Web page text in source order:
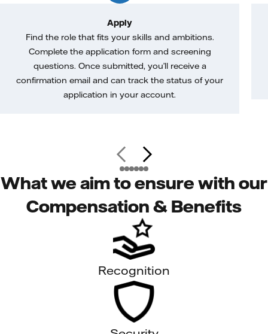
Apply
Find the role that fits your skills and ambitions.
Complete the application form and screening
questions. Once submitted, you’ll receive a
confirmation email and can track the status of your
application in your account.
What we aim to ensure with our
Compensation & Benefits
Recognition